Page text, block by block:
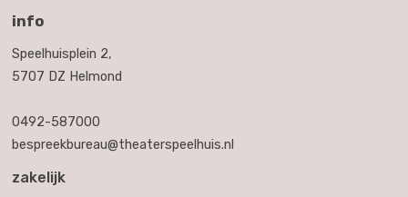
info
Speelhuisplein 2,
5707 DZ Helmond
0492-587000
bespreekbureau@theaterspeelhuis.nl
zakelijk